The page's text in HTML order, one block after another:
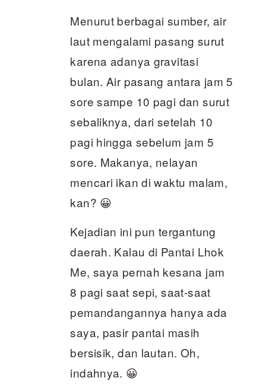
Menurut berbagai sumber, air
laut mengalami pasang surut
karena adanya gravitasi
bulan. Air pasang antara jam 5
sore sampe 10 pagi dan surut
sebaliknya, dari setelah 10
pagi hingga sebelum jam 5
sore. Makanya, nelayan
mencari ikan di waktu malam,
kan? 😀
Kejadian ini pun tergantung
daerah. Kalau di Pantai Lhok
Me, saya pernah kesana jam
8 pagi saat sepi, saat-saat
pemandangannya hanya ada
saya, pasir pantai masih
bersisik, dan lautan. Oh,
indahnya. 😀